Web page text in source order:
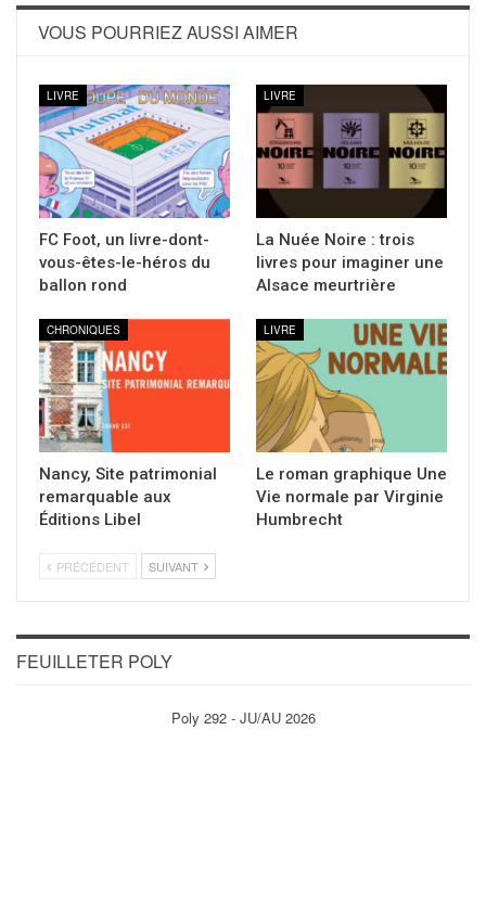
VOUS POURRIEZ AUSSI AIMER
LIVRE
FC Foot, un livre-dont-
vous-êtes-le-héros du
ballon rond
LIVRE
La Nuée Noire : trois
livres pour imaginer une
Alsace meurtrière
CHRONIQUES
Nancy, Site patrimonial
remarquable aux
Éditions Libel
LIVRE
Le roman graphique Une
Vie normale par Virginie
Humbrecht
PRÉCÉDENT SUIVANT
FEUILLETER POLY
Poly 292 - JU/AU 2026